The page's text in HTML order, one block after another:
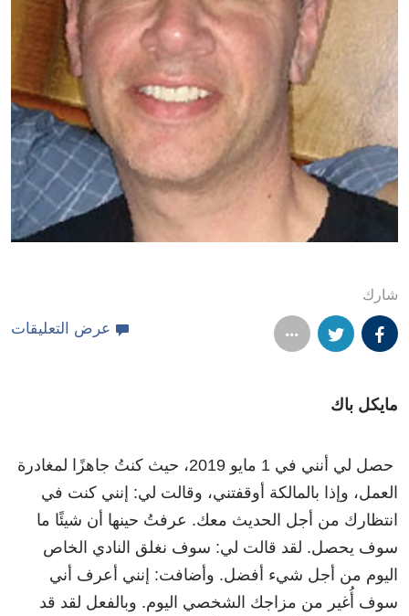
شارك
عرض التعليقات
مايكل باك
حصل لي أنني في 1 مايو 2019، حيث كنتُ جاهزًا لمغادرة
العمل، وإذا بالمالكة أوقفتني، وقالت لي: إنني كنت في
انتظارك من أجل الحديث معك. عرفتُ حينها أن شيئًا ما
سوف يحصل. لقد قالت لي: سوف نغلق النادي الخاص
اليوم من أجل شيء أفضل. وأضافت: إنني أعرف أني
سوف أُغير من مزاجك الشخصي اليوم. وبالفعل لقد قد